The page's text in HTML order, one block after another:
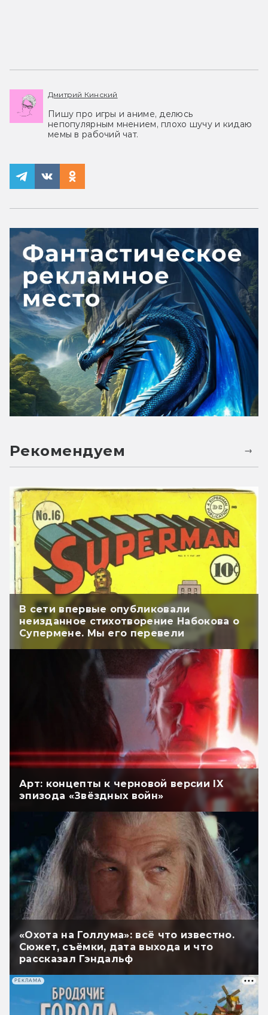
Дмитрий Кинский
Пишу про игры и аниме, делюсь
непопулярным мнением, плохо шучу и кидаю
мемы в рабочий чат.
Рекомендуем
В сети впервые опубликовали
неизданное стихотворение Набокова о
Супермене. Мы его перевели
Арт: концепты к черновой версии IX
эпизода «Звёздных войн»
«Охота на Голлума»: всё что известно.
Сюжет, съёмки, дата выхода и что
рассказал Гэндальф
РЕКЛАМА